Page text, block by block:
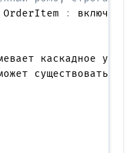
OrderItem : включает
каскадное